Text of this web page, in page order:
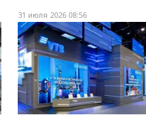
31 июля 2026 08:56